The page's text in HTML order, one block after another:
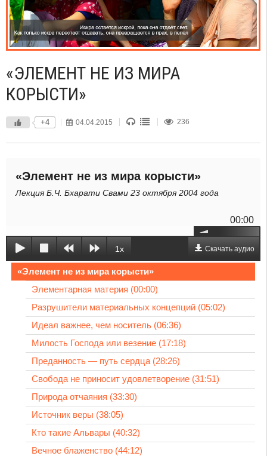
«ЭЛЕМЕНТ НЕ ИЗ МИРА
КОРЫСТИ»
+4 04.04.2015 236
«Элемент не из мира корысти»
Лекция Б.Ч. Бхарати Свами 23 октября 2004 года
00:00
1x Скачать аудио
«Элемент не из мира корысти»
Элементарная материя (00:00)
Разрушители материальных концепций (05:02)
Идеал важнее, чем носитель (06:36)
Милость Господа или везение (17:18)
Преданность — путь сердца (28:26)
Свобода не приносит удовлетворение (31:51)
Природа отчаяния (33:30)
Источник веры (38:05)
Кто такие Альвары (40:32)
Вечное блаженство (44:12)